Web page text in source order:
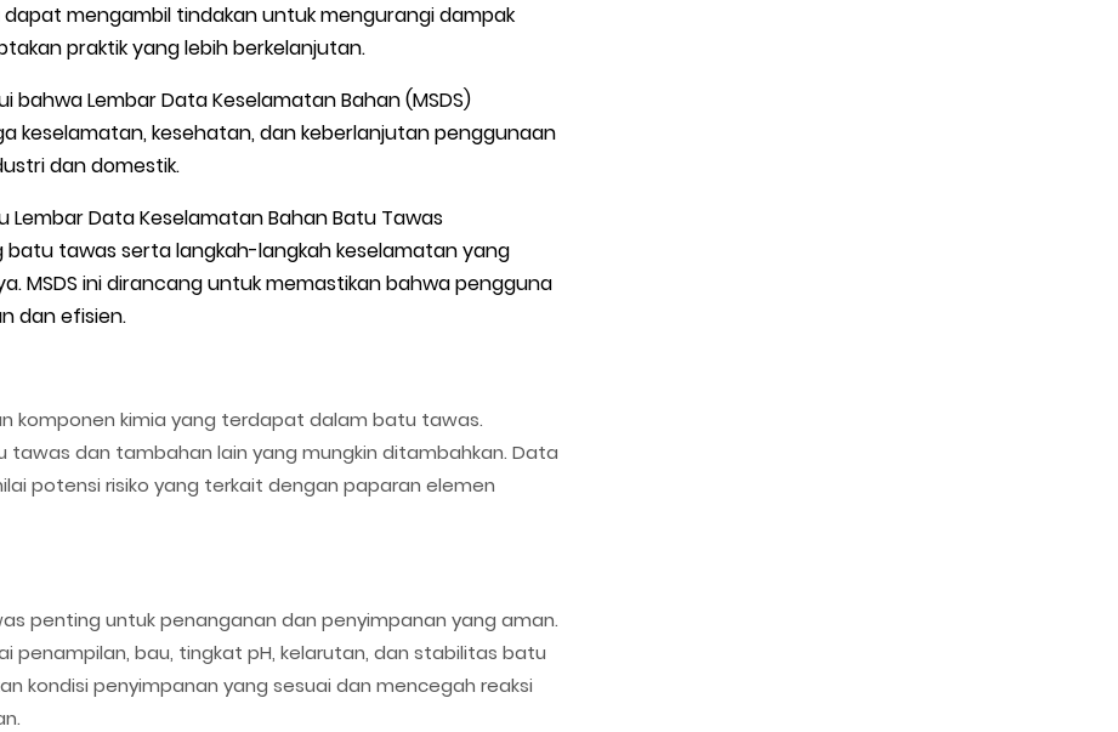
mengambil tindakan untuk mengurangi dampak
praktik yang lebih berkelanjutan.
Lembar Data Keselamatan Bahan (MSDS)
keselamatan, kesehatan, dan keberlanjutan penggunaan
dan domestik.
Lembar Data Keselamatan Bahan Batu Tawas
tawas serta langkah-langkah keselamatan yang
MSDS ini dirancang untuk memastikan bahwa pengguna
dan efisien.
komponen kimia yang terdapat dalam batu tawas.
tawas dan tambahan lain yang mungkin ditambahkan. Data
potensi risiko yang terkait dengan paparan elemen
penting untuk penanganan dan penyimpanan yang aman.
penampilan, bau, tingkat pH, kelarutan, dan stabilitas batu
kondisi penyimpanan yang sesuai dan mencegah reaksi